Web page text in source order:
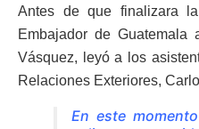
Antes de que finalizara
Embajador de Guatemala
Vásquez, leyó a los
Relaciones Exteriores,
En este